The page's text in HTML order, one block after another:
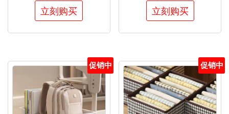
立刻购买 立刻购买
促销中 促销中